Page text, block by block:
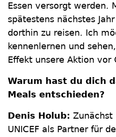
Essen versorgt werden.
spätestens nächstes
dorthin zu reisen. Ich
kennenlernen und
Effekt unsere Aktion vor
Warum hast du dich
Meals entschieden?
Denis Holub:
UNICEF als Partner für